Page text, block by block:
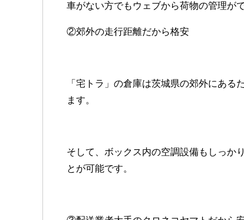
車がない方でもウェブから荷物の管理が
②郊外の走行距離だから格安
「宅トラ」の倉庫は茨城県の郊外にあ
ます。
そして、ボックス内の空調設備もしっか
とが可能です。